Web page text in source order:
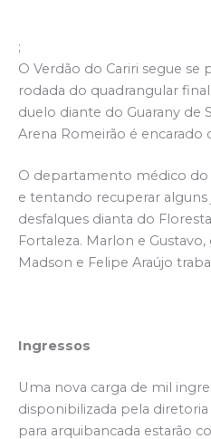
;
O Verdão do Cariri segue se
rodada do quadrangular
duelo diante do Guarany de
Arena Romeirão é encarado
O departamento médico do
e tentando recuperar
desfalques dianta do
Fortaleza. Marlon e
Madson e Felipe Araújo
Ingressos
Uma nova carga de mil
disponibilizada pela diretoria
para arquibancada estarão